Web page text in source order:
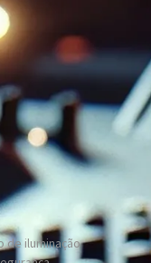
de iluminação